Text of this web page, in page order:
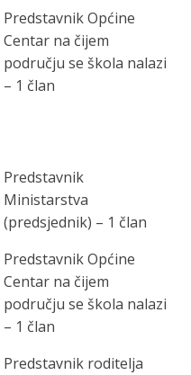
Predstavnik Općine
Centar na čijem
području se škola nalazi
– 1 član
Predstavnik
Ministarstva
(predsjednik) – 1 član
Predstavnik Općine
Centar na čijem
području se škola nalazi
– 1 član
Predstavnik roditelja